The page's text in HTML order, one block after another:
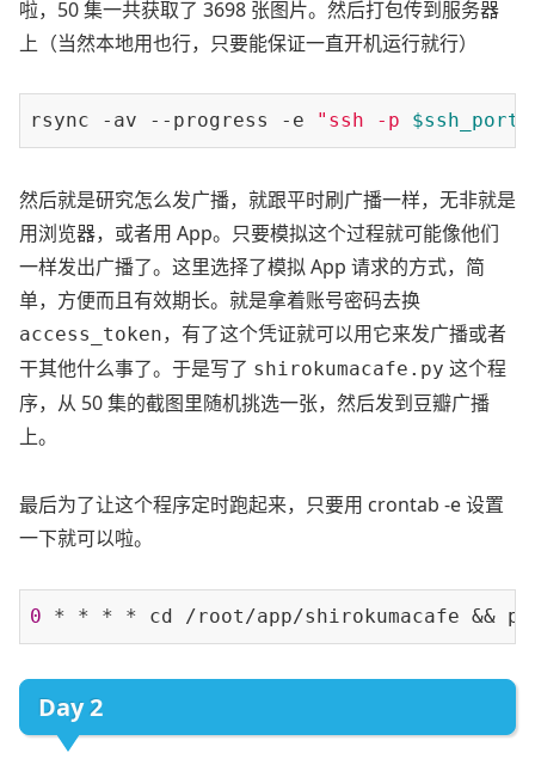
啦，50 集一共获取了 3698 张图片。然后打包传到服务器
上（当然本地用也行，只要能保证一直开机运行就行）
rsync -av --progress -e "ssh -p $ssh_port
然后就是研究怎么发广播，就跟平时刷广播一样，无非就是
用浏览器，或者用 App。只要模拟这个过程就可能像他们
一样发出广播了。这里选择了模拟 App 请求的方式，简
单，方便而且有效期长。就是拿着账号密码去换
access_token，有了这个凭证就可以用它来发广播或者
干其他什么事了。于是写了 shirokumacafe.py 这个程
序，从 50 集的截图里随机挑选一张，然后发到豆瓣广播
上。
最后为了让这个程序定时跑起来，只要用 crontab -e 设置
一下就可以啦。
0 * * * * cd /root/app/shirokumacafe &&
Day 2